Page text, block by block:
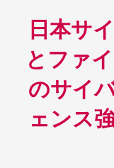
日本サ
とファ
のサイ
ェンス